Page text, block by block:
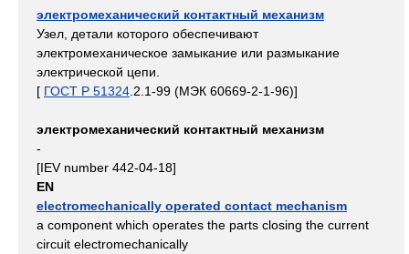
электромеханический контактный механизм
Узел, детали которого обеспечивают
электромеханическое замыкание или размыкание
электрической цепи.
[ ГОСТ Р 51324 .2.1-99 (МЭК 60669-2-1-96)]
электромеханический контактный механизм
-
[IEV number 442-04-18]
EN
electromechanically operated contact mechanism
a component which operates the parts closing the current
circuit electromechanically